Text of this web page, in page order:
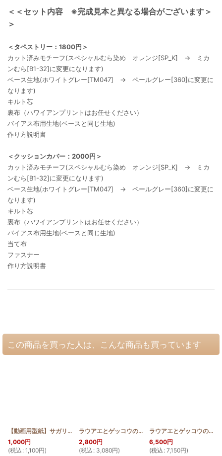
＜＜セット内容 ※完成見本と異なる場合がございます＞
＞
＜タペストリー：1800円＞
カット済みモチーフ(スペシャルむら染め オレンジ[SP_K] → ミカ
ンむら[B1-32]に変更になります)
ベース生地(ホワイトグレー[TM047] → ペールグレー[360]に変更に
なります)
キルト芯
裏布（ハワイアンプリントはお任せください）
バイアス布用生地(ベースと同じ生地)
作り方説明書
＜クッションカバー：2000円＞
カット済みモチーフ(スペシャルむら染め オレンジ[SP_K] → ミカ
ンむら[B1-32]に変更になります)
ベース生地(ホワイトグレー[TM047] → ペールグレー[360]に変更に
なります)
キルト芯
裏布（ハワイアンプリントはお任せください）
バイアス布用生地(ベースと同じ生地)
当て布
ファスナー
作り方説明書
この商品を買った人は、こんな商品も買っています
【動画用型紙】サガリバナのファスナー付き長財布 HQW2_SAGA_Pattern]
1,000円
(税込 : 1,100円)
ラウアエとゲッコウのラウンドポーチ横長 [
2,800円
(税込 : 3,080円)
ラウアエとゲッコウのウエストポーチ風ボディバッグ
6,500円
(税込 : 7,150円)